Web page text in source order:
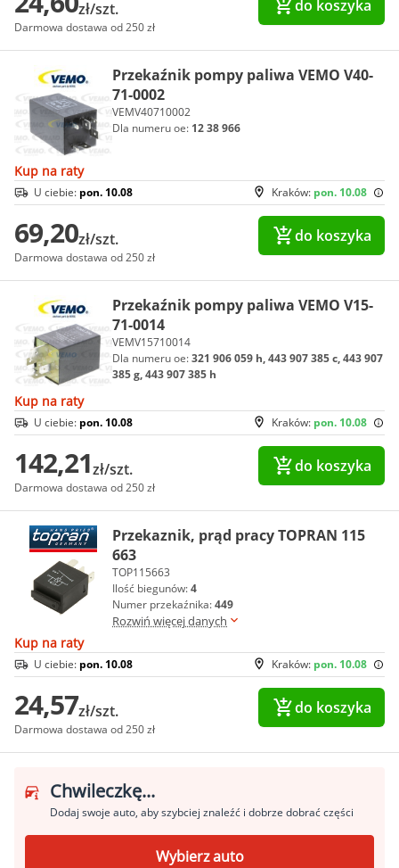
zł/szt.
Darmowa dostawa od 250 zł
do koszyka
Przekaźnik pompy paliwa VEMO V40-
71-0002
VEMV40710002
Dla numeru oe: 12 38 966
Kup na raty
Kraków: pon. 10.08
U ciebie: pon. 10.08
69,20zł/szt.
Darmowa dostawa od 250 zł
do koszyka
Przekaźnik pompy paliwa VEMO V15-
71-0014
VEMV15710014
Dla numeru oe:321 906 059 h, 443 907 385 c, 443 907
385 g, 443 907 385 h
Kup na raty
Kraków: pon. 10.08
U ciebie: pon. 10.08
142,21zł/szt.
Darmowa dostawa od 250 zł
do koszyka
Przekaznik, prąd pracy TOPRAN 115
663
TOP115663
Ilość biegunów:4
Numer przekaźnika:449
Rozwiń więcej danych
Kup na raty
Kraków: pon. 10.08
U ciebie: pon. 10.08
24,57zł/szt.
Darmowa dostawa od 250 zł
do koszyka
Chwileczkę...
Dodaj swoje auto, aby szybciej znaleźć i dobrze dobrać części
Wybierz auto